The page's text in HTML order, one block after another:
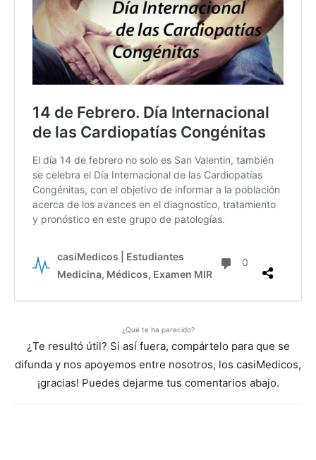
¿Qué te ha parecido?
¿Te resultó útil? Si así fuera, compártelo para que se
difunda y nos apoyemos entre nosotros, los casiMedicos,
¡gracias! Puedes dejarme tus comentarios abajo.